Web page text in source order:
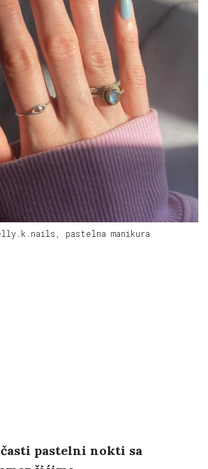
pastelna manikura
pastelni nokti sa